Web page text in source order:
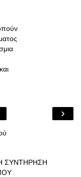
›
ΣΥΝΤΗΡΗΣΗ